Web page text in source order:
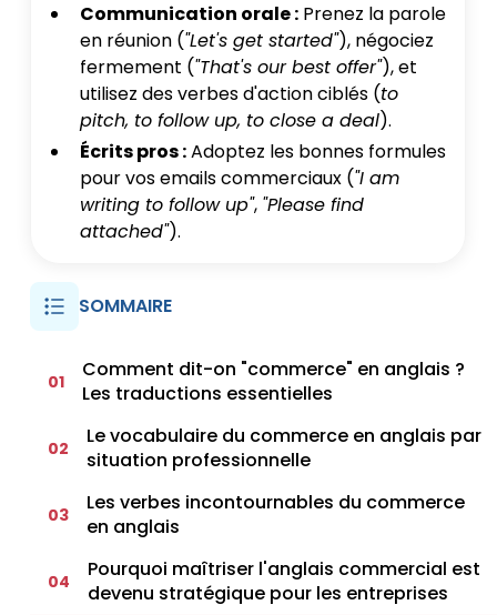
Communication orale :Prenez la parole
en réunion ("Let's get started"), négociez
fermement ("That's our best offer"), et
utilisez des verbes d'action ciblés (to
pitch, to follow up, to close a deal).
Écrits pros :Adoptez les bonnes formules
pour vos emails commerciaux ("I am
writing to follow up", "Please find
attached").
SOMMAIRE
01
Comment dit-on "commerce" en anglais ?
Les traductions essentielles
02
Le vocabulaire du commerce en anglais par
situation professionnelle
03
Les verbes incontournables du commerce
en anglais
04
Pourquoi maîtriser l'anglais commercial est
devenu stratégique pour les entreprises